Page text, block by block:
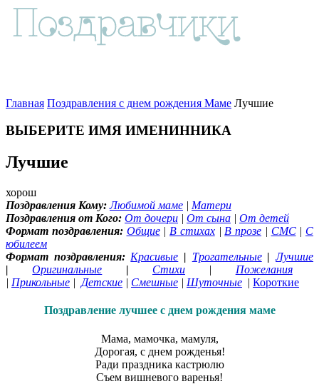
Главная Поздравления с днем рождения Маме Лучшие
ВЫБЕРИТЕ ИМЯ ИМЕНИННИКА
Лучшие
хорош
Поздравления Кому: Любимой маме | Матери
Поздравления от Кого: От дочери | От сына | От детей
Формат поздравления: Общие| В стихах| В прозе | СМС| С
юбилеем
Формат поздравления: Красивые | Трогательные|Лучшие
|Оригинальные | Стихи | Пожелания
| Прикольные | Детские | Смешные | Шуточные | Короткие
Поздравление лучшее с днем рождения маме
Мама, мамочка, мамуля,
Дорогая, с днем рожденья!
Ради праздника кастрюлю
Съем вишневого варенья!